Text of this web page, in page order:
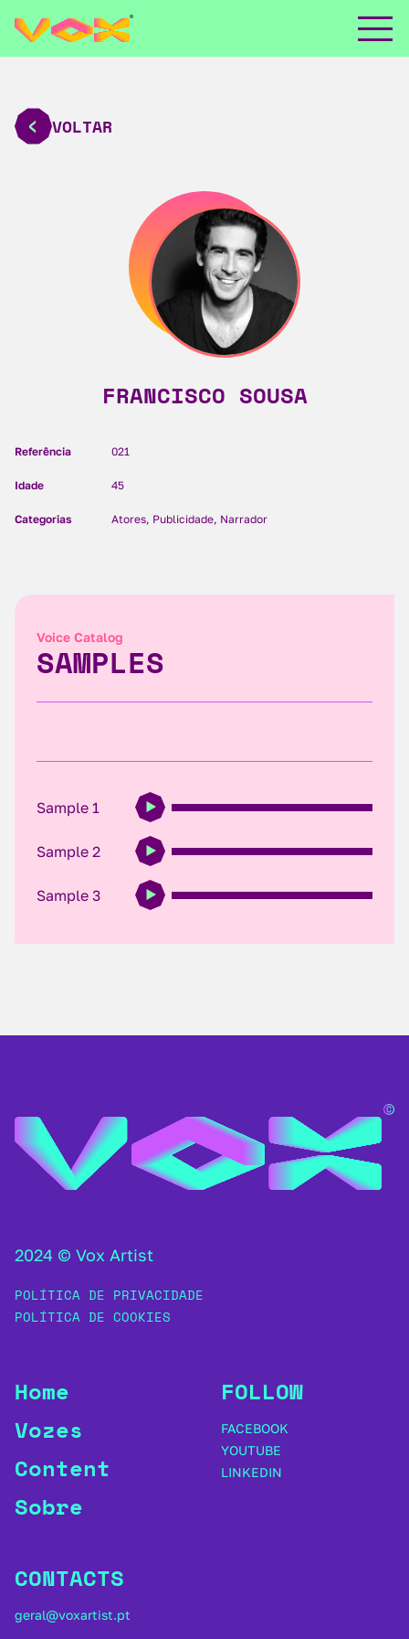
VOLTAR
FRANCISCO SOUSA
Referência 021
Idade 45
Categorias Atores, Publicidade, Narrador
Voice Catalog
SAMPLES
Sample 1
Sample 2
Sample 3
2024 © Vox Artist
POLÍTICA DE PRIVACIDADE
POLÍTICA DE COOKIES
Home
Vozes
Content
Sobre
FOLLOW
FACEBOOK
YOUTUBE
LINKEDIN
CONTACTS
geral@voxartist.pt